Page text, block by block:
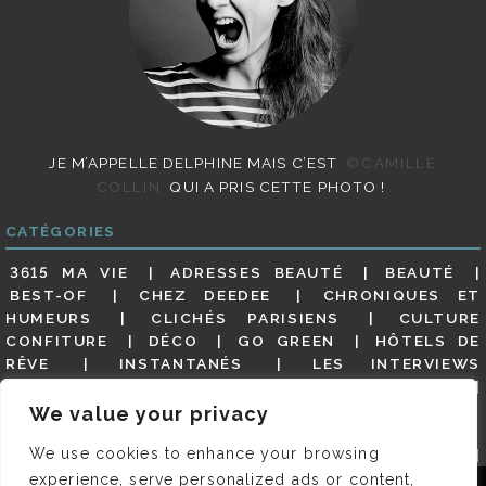
We value your privacy
We use cookies to enhance your browsing
experience, serve personalized ads or content,
JE M’APPELLE DELPHINE MAIS C’EST
©CAMILLE
COLLIN
QUI A PRIS CETTE PHOTO !
CATÉGORIES
3615 MA VIE ADRESSES BEAUTÉ
BEAUTÉ
BEST-OF
CHEZ DEEDEE
CHRONIQUES ET
HUMEURS
CLICHÉS PARISIENS
CULTURE
CONFITURE
DÉCO GO GREEN
HÔTELS DE
RÊVE
INSTANTANÉS
LES INTERVIEWS
MES ADRESSES
MODE NON CLASSÉ
GUIDE
PARIS EN PHOTOS
RESTAURANTS
REVUE DE PRESSE DÉTAILLÉE, SIOU PLAIT